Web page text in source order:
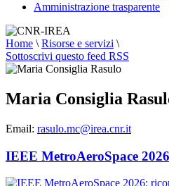
Amministrazione trasparente
Home \ Risorse e servizi \
Sottoscrivi questo feed RSS
Maria Consiglia
Email: rasulo.mc@irea.cnr.it
IEEE MetroAeroSpace